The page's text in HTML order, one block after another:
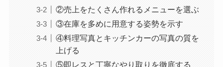
②売上をたくさん作れるメニューを選ぶ
③在庫を多めに用意する姿勢を示す
④料理写真とキッチンカーの写真の質を
上げる
⑤即レスと丁寧なやり取りを徹底する